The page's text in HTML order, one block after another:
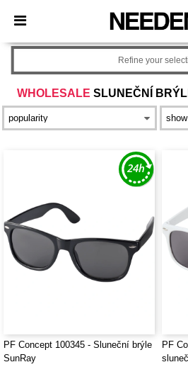
× Aplikace Needen
Lepší ceny v aplikaci!
WHOLESALE SLUNEČNÍ
Refine your
PF Concept 100345 - Sluneční brýle
SunRay
PF